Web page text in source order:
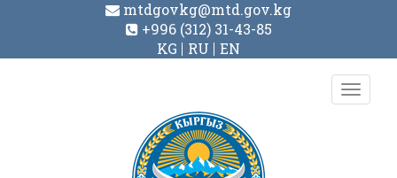
mtdgovkg@mtd.gov.kg
+996 (312) 31-43-85
KG
RU EN
Toggle